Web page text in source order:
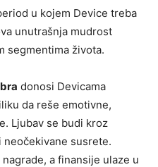
u kojem Device treba
unutrašnja mudrost
segmentima života.
donosi Devicama
da reše emotivne,
Ljubav se budi kroz
susrete.
a finansije ulaze u